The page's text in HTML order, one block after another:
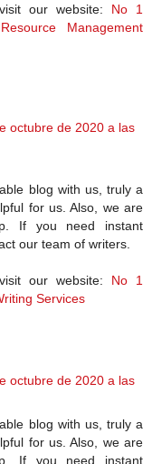
our website: No 1
Management
octubre de 2020 a las
blog with us, truly a
for us. Also, we are
If you need instant
our team of writers.
our website: No 1
Services
octubre de 2020 a las
blog with us, truly a
for us. Also, we are
If you need instant